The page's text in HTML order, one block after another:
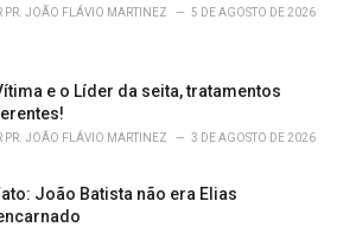
PR. JOÃO FLÁVIO MARTINEZ 5 DE AGOSTO DE 2026
e o Líder da seita, tratamentos
PR. JOÃO FLÁVIO MARTINEZ 3 DE AGOSTO DE 2026
João Batista não era Elias